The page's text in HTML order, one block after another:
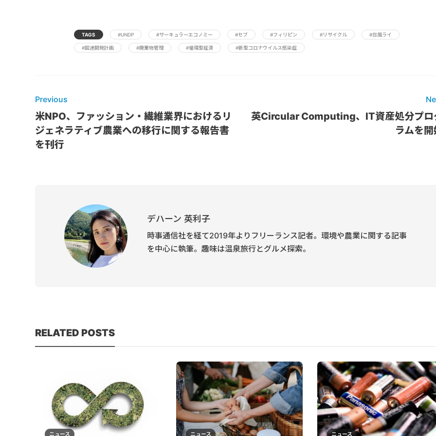
TAGS #UNDP #サーキュラーエコノミー #セブ #フィリピン #リサイクル #台風ライ
#国連開発計画 #廃棄物管理 #循環型経済 #新型コロナウイルス感染症
Previous
米NPO、ファッション・繊維業界におけるリ
ジェネラティブ農業への移行に関する報告書
を刊行
英Circular Computing、IT資産処分プロ
ラムを開
デハーン 英利子
時事通信社を経て2019年よりフリーランス記者。環境や農業に関する記事
を中心に執筆。趣味は温泉旅行とグルメ探索。
RELATED POSTS
ニュース ニュース ニュース